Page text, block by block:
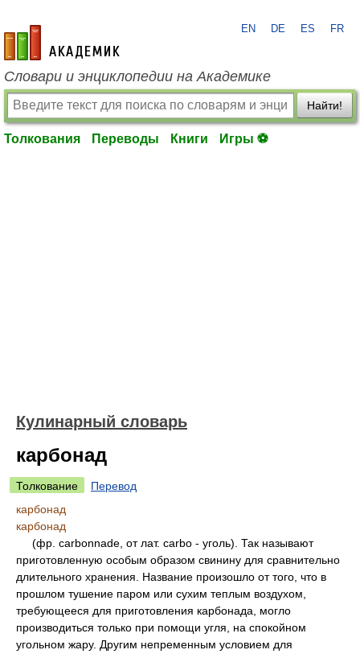
academic.ru
EN DE ES FR
Словари и энциклопедии на Академике
Найти!
Толкования Переводы Книги Игры ⚽
Кулинарный словарь
карбонад
Толкование
Перевод
карбонад
карбонад
(фр. carbonnade, от лат. carbo - уголь). Так называют
приготовленную особым образом свинину для сравнительно
длительного хранения. Название произошло от того, что в
прошлом тушение паром или сухим теплым воздухом,
требующееся для приготовления карбонада, могло
производиться только при помощи угля, на спокойном
угольном жару. Другим непременным условием для